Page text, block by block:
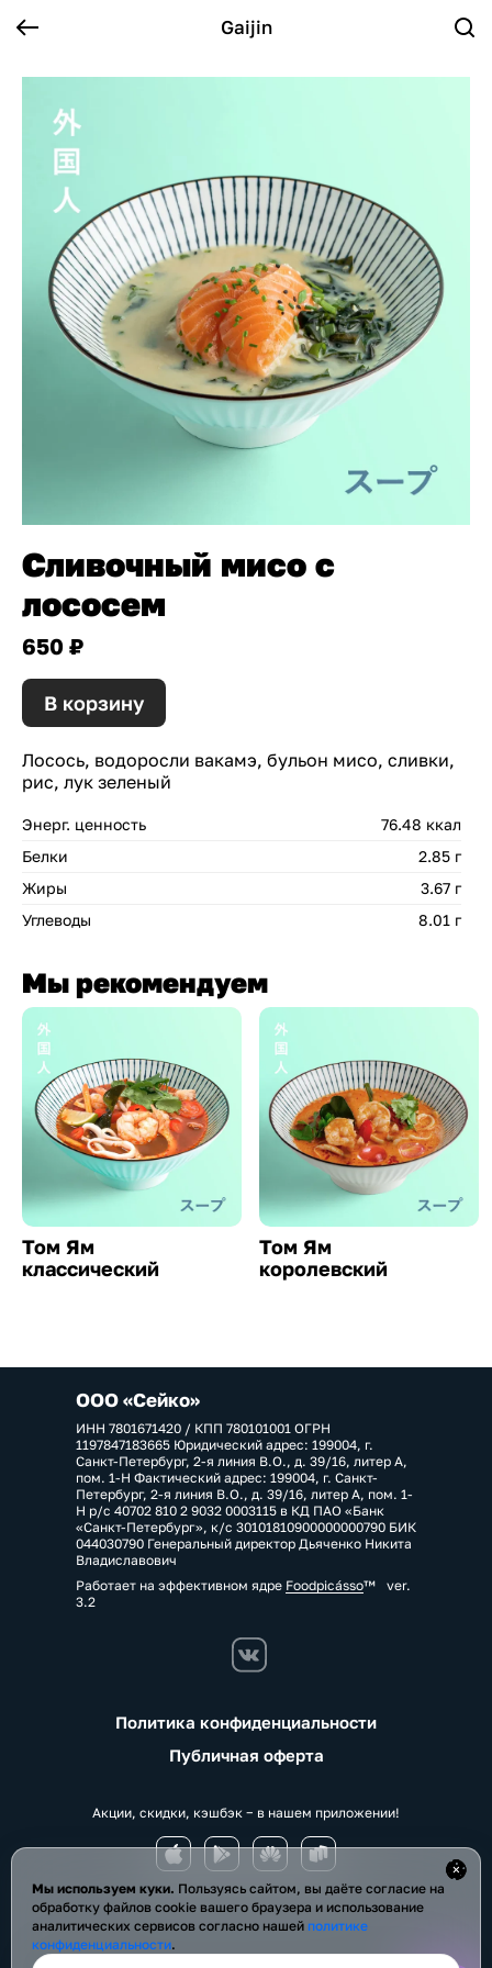
Gaijin
Мы используем куки. Пользуясь сайтом, вы даёте согласие на
обработку файлов cookie вашего браузера и использование
аналитических сервисов согласно нашей политике
конфиденциальности.
Сливочный мисо с
лососем
650 ₽
В корзину
Лосось, водоросли вакамэ, бульон мисо, сливки,
рис, лук зеленый
Энерг. ценность
76.48 ккал
Белки
2.85 г
Жиры
3.67 г
Углеводы
8.01 г
Мы рекомендуем
Том Ям
классический
Том Ям
королевский
ООО «Сейко»
ИНН 7801671420 / КПП 780101001 ОГРН
1197847183665 Юридический адрес: 199004, г.
Санкт-Петербург, 2-я линия В.О., д. 39/16, литер А,
пом. 1-Н Фактический адрес: 199004, г. Санкт-
Петербург, 2-я линия В.О., д. 39/16, литер А, пом. 1-
Н р/с 40702 810 2 9032 0003115 в КД ПАО «Банк
«Санкт-Петербург», к/с 30101810900000000790 БИК
044030790 Генеральный директор Дьяченко Никита
Владиславович
Работает на эффективном ядре Foodpicássover.
3.2
Политика конфиденциальности
Публичная оферта
Акции, скидки, кэшбэк − в нашем приложении!